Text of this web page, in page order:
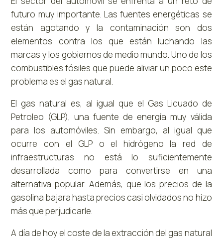
futuro muy importante. Las fuentes energéticas se
están agotando y la contaminación son dos
elementos contra los que están luchando las
marcas y los gobiernos de medio mundo. Uno de los
combustibles fósiles que puede aliviar un poco este
problema es el gas natural.
El gas natural es, al igual que el Gas Licuado de
Petroleo (GLP), una fuente de energía muy válida
para los automóviles. Sin embargo, al igual que
ocurre con el GLP o el hidrógeno la red de
infraestructuras no está lo suficientemente
desarrollada como para convertirse en una
alternativa popular. Además, que los precios de la
gasolina bajara hasta precios casi olvidados no hizo
más que perjudicarle.
A día de hoy el coste de la extracción del gas natural